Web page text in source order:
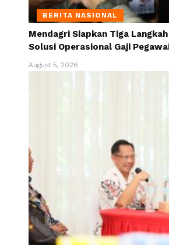
BERITA NASIONAL
Mendagri Siapkan Tiga
Solusi Operasional Gaji
August 5, 2026